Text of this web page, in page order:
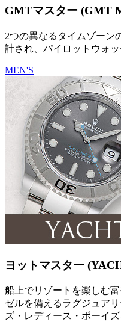
GMTマスター (GMT
2つの異なるタイムゾーン
計され、パイロットウォ
MEN'S
ヨットマスター
船上でリゾートを楽しむ
ゼルを備えるラグジュア
ズ・レディース・ボーイズ